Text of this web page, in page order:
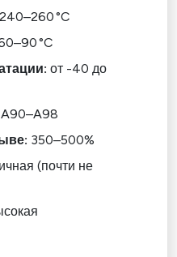
240–260 °C
°C
от -40 до
A90–A98
350–500%
(почти не